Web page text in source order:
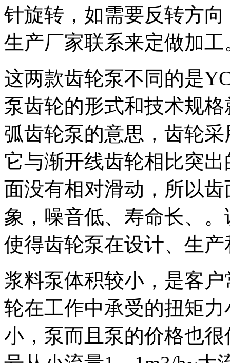
针旋转，如需要反转方
生产厂家联系来定做加工
这两款齿轮泵不同的是
泵齿轮的形式和技术规
弧齿轮泵的意思，齿轮
它与渐开线齿轮相比突
面没有相对滑动，所以
象，噪音低、寿命长、
使得齿轮泵在设计、生
浆料泵体积较小，是客
轮在工作中承受的扭矩力
小，泵而且泵的价格也